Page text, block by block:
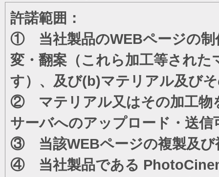
許諾範囲：
① 当社製品のWEBページの制
変・翻案（これら加工等され
す）、及び(b)マテリアル及び
② マテリアル又はその加工物
サーバへのアップロード・送信
③ 当該WEBページの複製及び
④ 当社製品である